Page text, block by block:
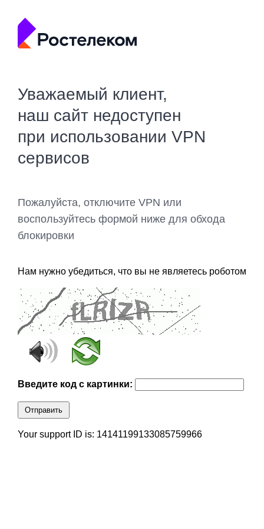
Уважаемый клиент,
наш сайт недоступен
при использовании VPN
сервисов
Пожалуйста, отключите VPN или
воспользуйтесь формой ниже для обхода
блокировки
Нам нужно убедиться, что вы не являетесь роботом
Введите код с картинки:
Отправить
Your support ID is: 14141199133085759966